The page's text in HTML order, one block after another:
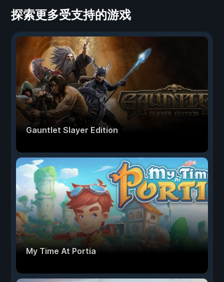
探索更多受支持的游戏
Gauntlet Slayer Edition
My Time At Portia